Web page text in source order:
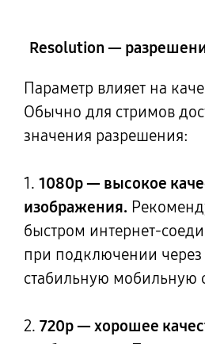
Resolution —
Параметр влияет на
Обычно для стримов
значения разрешения:
1. 1080p — высокое
изображения.
быстром интернет-
при подключении через
стабильную мобильную
2. 720p — хорошее